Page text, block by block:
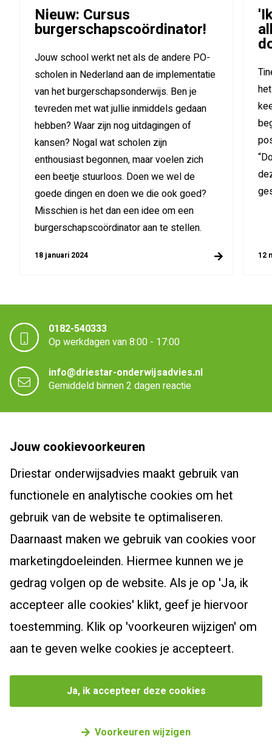
Nieuw: Cursus
burgerschapscoördinator!
Jouw school werkt net als de andere PO-
scholen in Nederland aan de implementatie
van het burgerschapsonderwijs. Ben je
tevreden met wat jullie inmiddels gedaan
hebben? Waar zijn nog uitdagingen of
kansen? Nogal wat scholen zijn
enthousiast begonnen, maar voelen zich
een beetje stuurloos. Doen we wel de
goede dingen en doen we die ook goed?
Misschien is het dan een idee om een
burgerschapscoördinator aan te stellen.
18 januari 2024 12
0182-540333
Op werkdagen van 8:00 - 17:00
info@driestar-onderwijsadvies.nl
Gemiddeld binnen 2 dagen reactie
Driestar onderwijsadvies
Over Driestar onderwijsadvies
Het beroepsprofiel van de leraar
Certificaten en accreditaties
Vacatures
Contact
Klachtenreglement
Cursussen en trajecten
Breindidactiek
Leiderschapsoriëntatietraject
Zoek een cursus
Post-hbo-opleidingen
Bewegingsonderwijs
Taalcoördinator
Specialist Jonge Kind
Schoolopleider PO
School Video Interactie Begeleiding
Actueel
Nieuwsbrief
Nieuws
Blogs
Agenda
Webshop
Bekijk onze producten
Privacybeleid
Cookievoorkeuren beheren
2026 Driestar onderwijsadvies
Jouw cookievoorkeuren
Driestar onderwijsadvies maakt gebruik van
functionele en analytische cookies om het
gebruik van de website te optimaliseren.
Daarnaast maken we gebruik van cookies voor
marketingdoeleinden. Hiermee kunnen we je
gedrag volgen op de website. Als je op 'Ja, ik
accepteer alle cookies' klikt, geef je hiervoor
toestemming. Klik op 'voorkeuren wijzigen' om
aan te geven welke cookies je accepteert.
Ja, ik accepteer deze cookies
Voorkeuren wijzigen